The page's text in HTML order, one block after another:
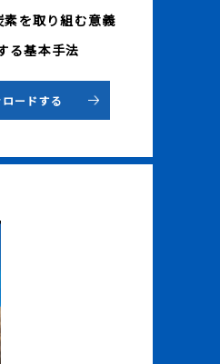
素を取り組む意義
る基本手法
ードする